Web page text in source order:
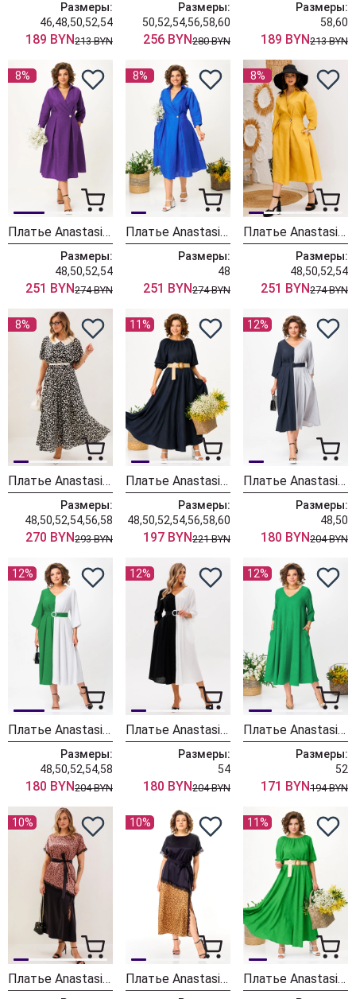
Размеры:
46,48,50,52,54
189 BYN213 BYN
Размеры:
50,52,54,56,58,60
256 BYN280 BYN
Размеры:
58,60
189 BYN213 BYN
8%
Платье Anastasia 1229 фиолетовый
Размеры:
48,50,52,54
251 BYN274 BYN
8%
Платье Anastasia 1229 индиго
Размеры:
48
251 BYN274 BYN
8%
Платье Anastasia 1229 горчица
Размеры:
48,50,52,54
251 BYN274 BYN
8%
Платье Anastasia 1369 черный в горох
Размеры:
48,50,52,54,56,58
270 BYN293 BYN
11%
Платье Anastasia 1236-2 темно-синий
Размеры:
48,50,52,54,56,58,60
197 BYN221 BYN
12%
Платье Anastasia 1243-1 сине-серый
Размеры:
48,50
180 BYN204 BYN
12%
Платье Anastasia 1243-1 зелено-белый
Размеры:
48,50,52,54,58
180 BYN204 BYN
12%
Платье Anastasia 1243-1 черно-белый
Размеры:
54
180 BYN204 BYN
12%
Платье Anastasia 1005-2 зеленый
Размеры:
52
171 BYN194 BYN
10%
Платье Anastasia 1368 розовое золото/черничный
10%
Платье Anastasia 1368 золото/черничный
11%
Платье Anastasia 1236-2 травяной зеленый